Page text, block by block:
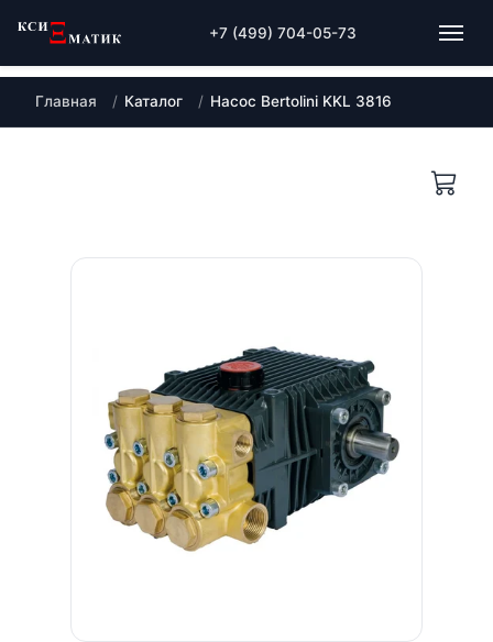
+7 (499) 704-05-73
Главная Каталог Насос Bertolini KKL 3816